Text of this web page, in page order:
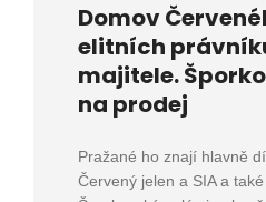
Domov
elitních
majitele.
na prodej
Pražané ho znají hlavně
Červený jelen a SIA a také